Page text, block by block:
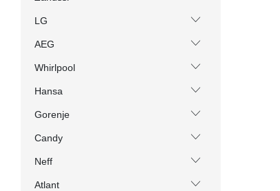
LG
AEG
Whirlpool
Hansa
Gorenje
Candy
Neff
Atlant